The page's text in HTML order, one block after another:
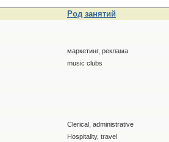
Род занятий
маркетинг, реклама
music clubs
Clerical, administrative
Hospitality, travel